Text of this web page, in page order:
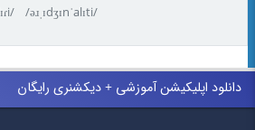
/əɹˌɪdʒɪnˈalɪti/
دانلود اپلیکیشن آموزشی + دیکشنری رایگان